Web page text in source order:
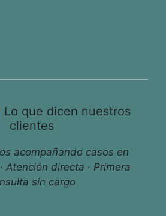
Lo que dicen nuestros
clientes
acompañando casos en
Atención directa · Primera
sin cargo